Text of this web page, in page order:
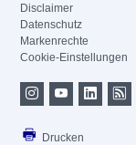
Disclaimer
Datenschutz
Markenrechte
Cookie-Einstellungen
Drucken